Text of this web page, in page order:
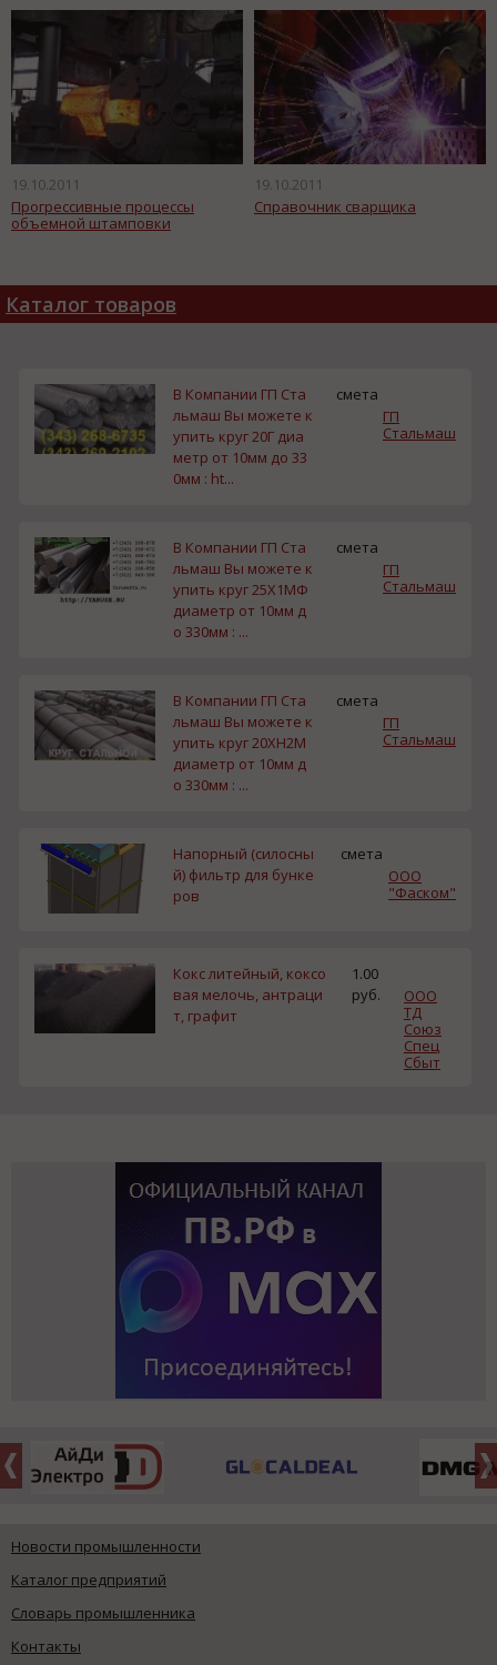
19.10.2011
Прогрессивные процессы
объемной штамповки
19.10.2011
Справочник сварщика
Каталог товаров
В Компании ГП Ста
льмаш Вы можете к
упить круг 20Г диа
метр от 10мм до 33
0мм : ht...
смета
ГП
Стальмаш
В Компании ГП Ста
льмаш Вы можете к
упить круг 25Х1МФ
диаметр от 10мм д
о 330мм : ...
смета
ГП
Стальмаш
В Компании ГП Ста
льмаш Вы можете к
упить круг 20ХН2М
диаметр от 10мм д
о 330мм : ...
смета
ГП
Стальмаш
Напорный (силосны
й) фильтр для бунке
ров
смета
ООО
"Фаском"
Кокс литейный, коксо
вая мелочь, антраци
т, графит
1.00
руб.
ООО
ТД
Союз
Спец
Сбыт
Новости промышленности
Каталог предприятий
Словарь промышленника
Контакты